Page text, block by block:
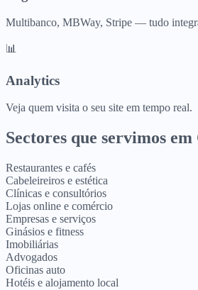
Multibanco, MBWay, Stripe — tudo
📊
Analytics
Veja quem visita o seu site em tempo real.
Sectores que servimos em
Restaurantes e cafés
Cabeleireiros e estética
Clínicas e consultórios
Lojas online e comércio
Empresas e serviços
Ginásios e fitness
Imobiliárias
Advogados
Oficinas auto
Hotéis e alojamento local